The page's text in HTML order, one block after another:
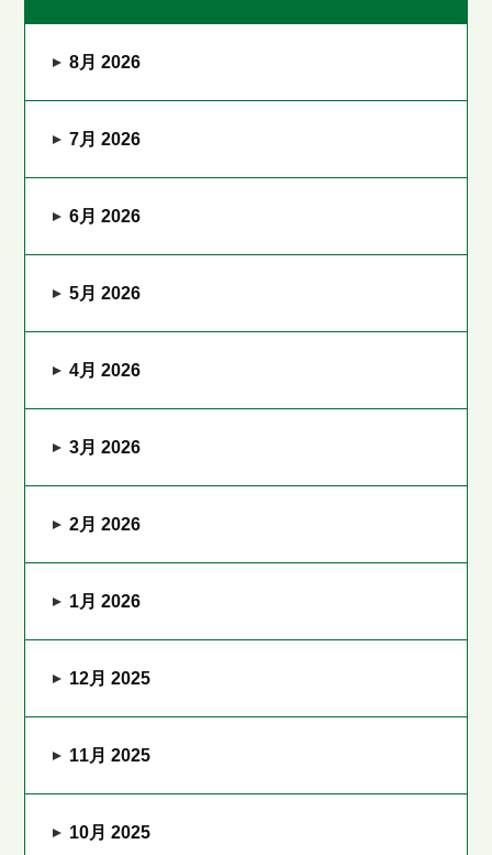
8月 2026
7月 2026
6月 2026
5月 2026
4月 2026
3月 2026
2月 2026
1月 2026
12月 2025
11月 2025
10月 2025